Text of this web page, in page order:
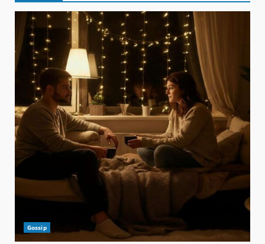
Gossip